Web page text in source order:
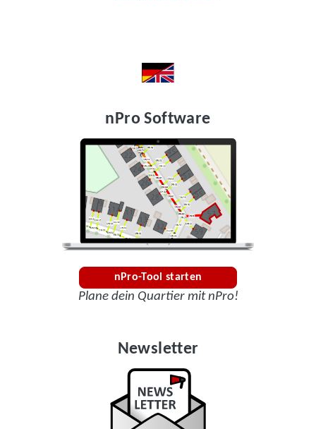
nPro Software
nPro-Tool starten
Plane dein Quartier mit nPro!
Newsletter